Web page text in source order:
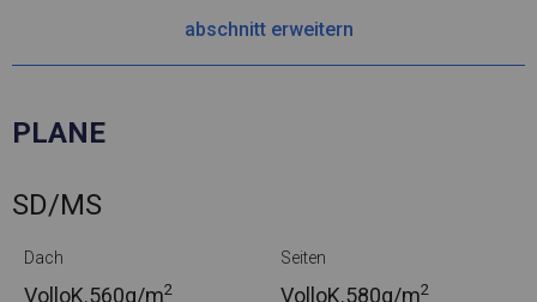
abschnitt erweitern
PLANE
SD/MS
Dach
VolloK.560g/m2
Seiten
VolloK.580g/m2